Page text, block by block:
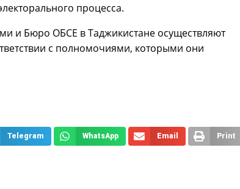
процесса.
и Бюро ОБСЕ в Таджикистане осуществляют
с полномочиями, которыми они
Telegram WhatsApp Email Print